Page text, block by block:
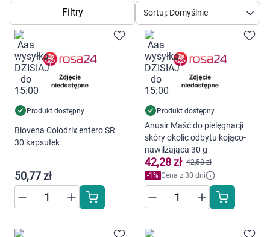
Dla zwierząt
Dom i ogród
Zdrowie
Kobieta w ciąży i mama
Dziecko
Higiena
Kosmetyki
Filtry Sortuj: Domyślnie
Produkt dostępny
Biovena Colodrix entero SR
30 kapsułek
50,77 zł
Produkt dostępny
Anusir Maść do pielęgnacji
skóry okolic odbytu kojąco-
nawilżająca 30 g
42,28 zł 42,58 zł
-1 % Cena z 30 dni